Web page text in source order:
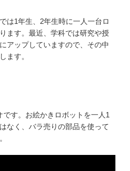
は1年生、2年生時に一人一台ロ
ます。最近、学科では研究や授
アップしていますので、その中
ます。
です。お絵かきロボットを一人1
なく、バラ売りの部品を使って